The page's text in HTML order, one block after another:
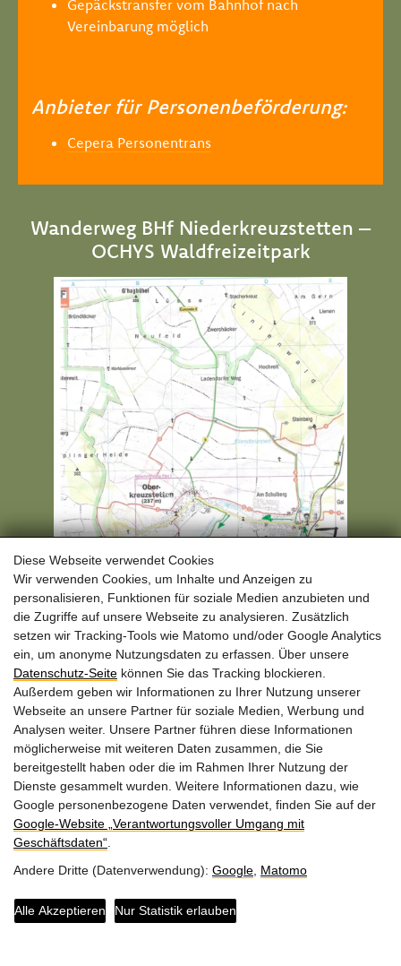
Diese Webseite verwendet Cookies
Wir verwenden Cookies, um Inhalte und Anzeigen zu
personalisieren, Funktionen für soziale Medien anzubieten und
die Zugriffe auf unsere Webseite zu analysieren. Zusätzlich
setzen wir Tracking-Tools wie Matomo und/oder Google Analytics
ein, um anonyme Nutzungsdaten zu erfassen. Über unsere
Datenschutz-Seite können Sie das Tracking blockieren.
Außerdem geben wir Informationen zu Ihrer Nutzung unserer
Webseite an unsere Partner für soziale Medien, Werbung und
Analysen weiter. Unsere Partner führen diese Informationen
möglicherweise mit weiteren Daten zusammen, die Sie
bereitgestellt haben oder die im Rahmen Ihrer Nutzung der
Dienste gesammelt wurden. Weitere Informationen dazu, wie
Google personenbezogene Daten verwendet, finden Sie auf der
Google‑Website „Verantwortungsvoller Umgang mit
Geschäftsdaten“
Andere Dritte (Datenverwendung): Google Matomo
Alle Akzeptieren Nur Statistik erlauben
Gepäckstransfer vom Bahnhof nach
Vereinbarung möglich
Anbieter für Personenbeförderung:
Cepera Personentrans
Wanderweg BHf Niederkreuzstetten –
OCHYS Waldfreizeitpark
Freudhofmaier
KG
Am Schulberg 40
2124
Niederkreuzstetten
Tel.: 0664 49 89
810
E-
Mail: jfreudhofmaier@aon.at
Wichtige Links
Kontakt
Anfahrt
FAQs
Gutschein
Datenschutz